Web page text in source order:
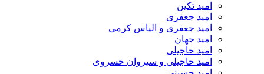
امید تکین
امید جعفری
امید جعفری و الیاس کرمی
امید جهان
امید حاجیلی
امید حاجیلی و سیروان خسروی